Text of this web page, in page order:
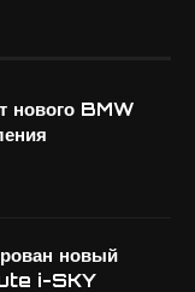
нового BMW
новый
i-SKY